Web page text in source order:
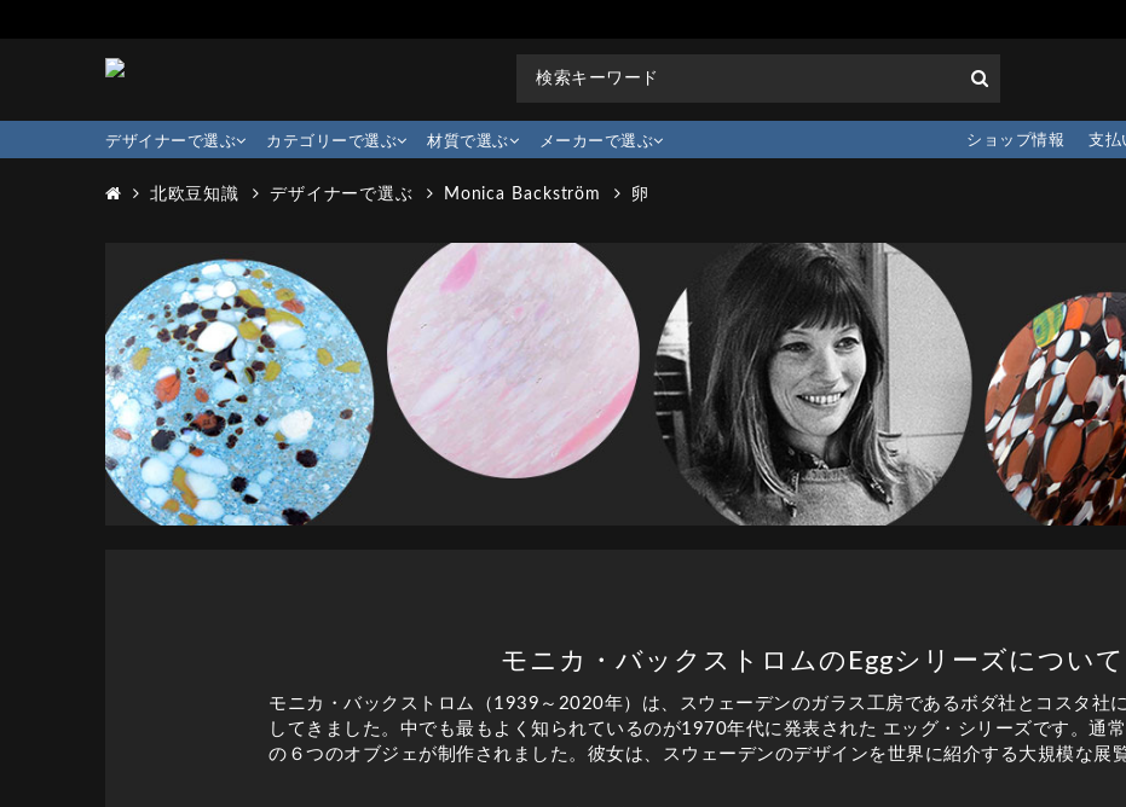
デザイナーで選ぶ カテゴリーで選ぶ 材質で選ぶ メーカーで選ぶ 支払
ショップ情報
北欧豆知識 デザイナーで選ぶ Monica Backström 卵
モニカ・バックストロムのEggシリーズについて
モニカ・バックストロム（1939～2020年）は、スウェーデンのガラス工房であるボダ社とコスタ社
してきました。中でも最もよく知られているのが1970年代に発表された エッグ・シリーズです。通
の６つのオブジェが制作されました。彼女は、スウェーデンのデザインを世界に紹介する大規模な展